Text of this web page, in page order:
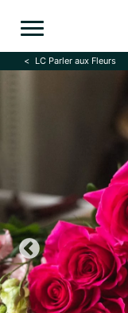
LC Parler aux Fleurs